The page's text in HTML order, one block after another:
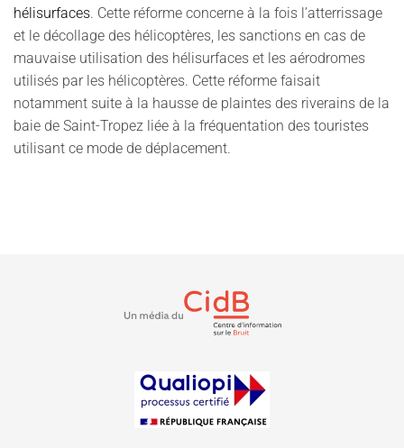
hélisurfaces. Cette réforme concerne à la fois l’atterrissage
et le décollage des hélicoptères, les sanctions en cas de
mauvaise utilisation des hélisurfaces et les aérodromes
utilisés par les hélicoptères. Cette réforme faisait
notamment suite à la hausse de plaintes des riverains de la
baie de Saint-Tropez liée à la fréquentation des touristes
utilisant ce mode de déplacement.